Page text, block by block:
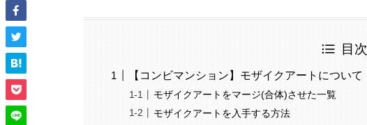
目次
【コンビマンション】モザイクアートについて
モザイクアートをマージ(合体)させた一覧
モザイクアートを入手する方法